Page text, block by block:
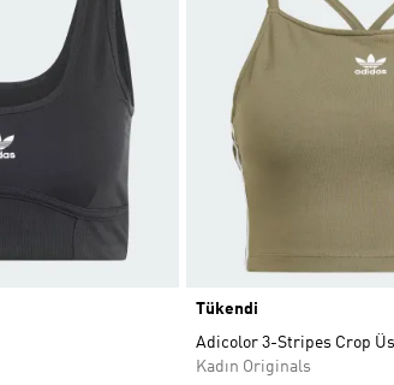
Tükendi
Adicolor 3-Stripes Crop
Kadın Originals